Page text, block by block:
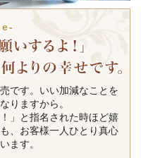
です。いい加減なことを
りますから。
」と指名された時ほど嬉
、お客様一人ひとり真心
ます。